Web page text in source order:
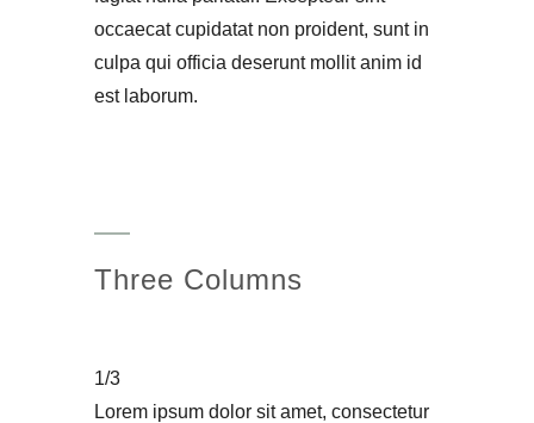
occaecat cupidatat non proident, sunt in
culpa qui officia deserunt mollit anim id
est laborum.
Three Columns
1/3
Lorem ipsum dolor sit amet, consectetur